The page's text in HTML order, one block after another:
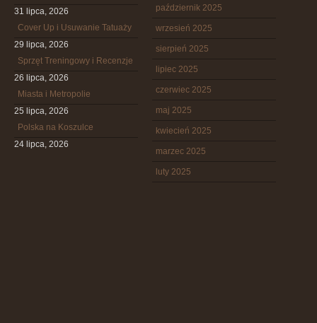
31 lipca, 2026
Cover Up i Usuwanie Tatuaży
29 lipca, 2026
Sprzęt Treningowy i Recenzje
26 lipca, 2026
Miasta i Metropolie
25 lipca, 2026
Polska na Koszulce
24 lipca, 2026
październik 2025
wrzesień 2025
sierpień 2025
lipiec 2025
czerwiec 2025
maj 2025
kwiecień 2025
marzec 2025
luty 2025